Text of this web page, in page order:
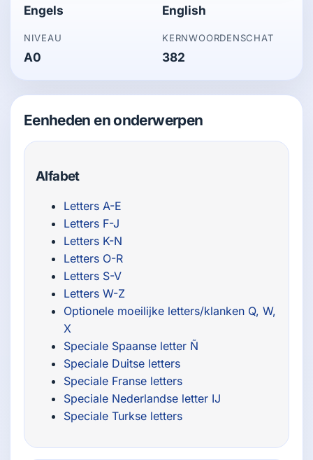
Engels English
NIVEAU
A0
KERNWOORDENSCHAT
382
Eenheden en onderwerpen
Alfabet
Letters A-E
Letters F-J
Letters K-N
Letters O-R
Letters S-V
Letters W-Z
Optionele moeilijke letters/klanken Q, W,
X
Speciale Spaanse letter Ñ
Speciale Duitse letters
Speciale Franse letters
Speciale Nederlandse letter IJ
Speciale Turkse letters